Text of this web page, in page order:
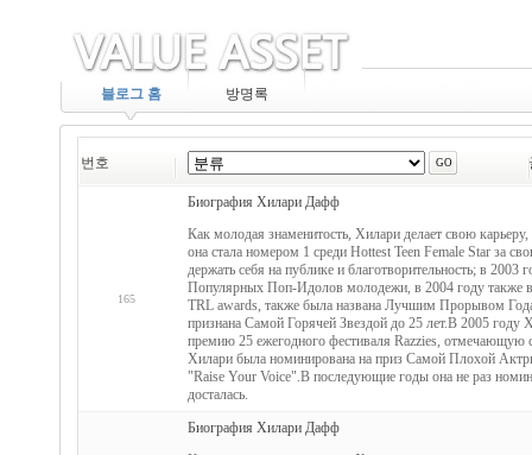
블로그 홈 방명록
번호
165
Биография Хилари Дафф
Как молодая знаменитость, Хилари делает свою
она стала номером 1 среди Hottest Teen Female Star за
держать себя на публике и благотворительность; в 2003
Популярных Поп-Идолов молодежи, в 2004 году также
TRL awards, также была названа Лучшим Прорывом
признана Самой Горячей Звездой до 25 лет.В 2005 году
премию 25 ежегодного фестиваля Razzies, отмечающую
Хилари была номинирована на приз Самой Плохой
"Raise Your Voice".В последующие годы она не раз
досталась.
Биография Хилари Дафф